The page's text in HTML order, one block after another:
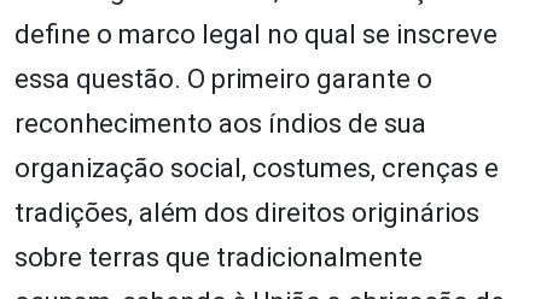
define o marco legal no qual se inscreve
essa questão. O primeiro garante o
reconhecimento aos índios de sua
organização social, costumes, crenças e
tradições, além dos direitos originários
sobre terras que tradicionalmente